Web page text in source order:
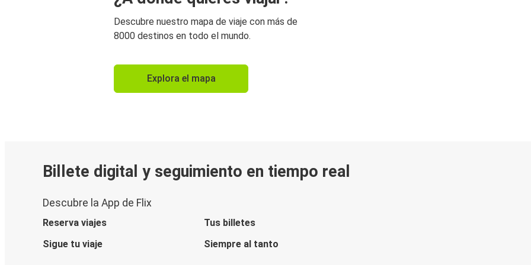
Descubre nuestro mapa de viaje con más de
8000 destinos en todo el mundo.
Explora el mapa
Billete digital y seguimiento en tiempo real
Descubre la App de Flix
Reserva viajes
Tus billetes
Sigue tu viaje
Siempre al tanto